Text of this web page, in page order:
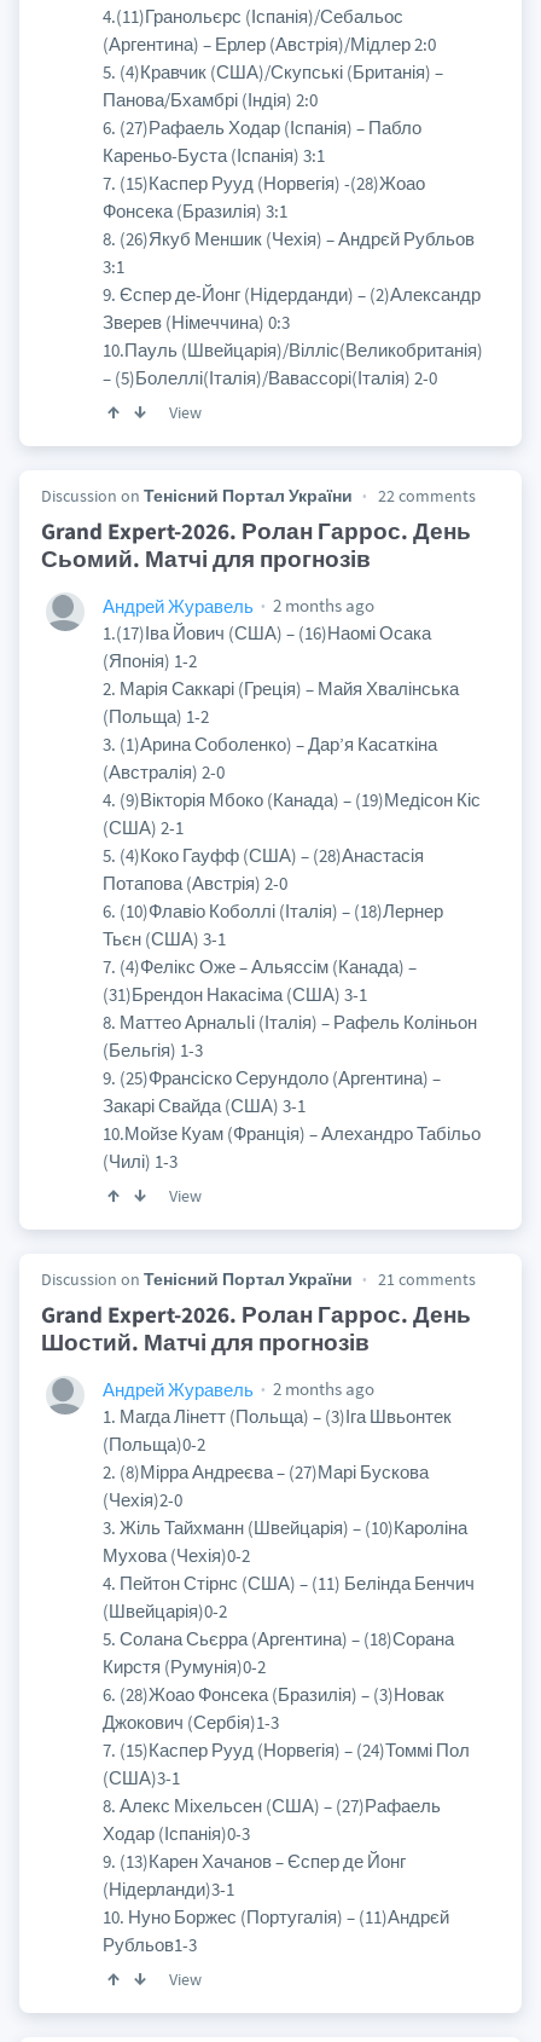
4.(11)Гранольєрс (Іспанія)/Себальос
(Аргентина) – Ерлер (Австрія)/Мідлер 2:0
5. (4)Кравчик (США)/Скупські (Британія) –
Панова/Бхамбрі (Індія) 2:0
6. (27)Рафаель Ходар (Іспанія) – Пабло
Кареньо-Буста (Іспанія) 3:1
7. (15)Каспер Рууд (Норвегія) -(28)Жоао
Фонсека (Бразилія) 3:1
8. (26)Якуб Меншик (Чехія) – Андрєй Рубльов
3:1
9. Єспер де-Йонг (Нідерданди) – (2)Александр
Зверев (Німеччина) 0:3
10.Пауль (Швейцарія)/Вілліс(Великобританія)
– (5)Болеллі(Італія)/Вавассорі(Італія) 2-0
View
Discussion on Тенісний Портал України 22 comments
Grand Expert-2026. Ролан Гаррос. День
Сьомий. Матчі для прогнозів
Андрей Журавель
2 months ago
1.(17)Іва Йович (США) – (16)Наомі Осака
(Японія) 1-2
2. Марія Саккарі (Греція) – Майя Хвалінська
(Польща) 1-2
3. (1)Арина Соболенко) – Дар’я Касаткіна
(Австралія) 2-0
4. (9)Вікторія Мбоко (Канада) – (19)Медісон Кіс
(США) 2-1
5. (4)Коко Гауфф (США) – (28)Анастасія
Потапова (Австрія) 2-0
6. (10)Флавіо Коболлі (Італія) – (18)Лернер
Тьєн (США) 3-1
7. (4)Фелікс Оже – Альяссім (Канада) –
(31)Брендон Накасіма (США) 3-1
8. Маттео Арнальlі (Італія) – Рафель Коліньон
(Бельгія) 1-3
9. (25)Франсіско Серундоло (Аргентина) –
Закарі Свайда (США) 3-1
10.Мойзе Куам (Франція) – Алехандро Табільо
(Чилі) 1-3
View
Discussion on Тенісний Портал України 21 comments
Grand Expert-2026. Ролан Гаррос. День
Шостий. Матчі для прогнозів
Андрей Журавель
2 months ago
1. Магда Лінетт (Польща) – (3)Іга Швьонтек
(Польща)0-2
2. (8)Мірра Андреєва – (27)Марі Бускова
(Чехія)2-0
3. Жіль Тайхманн (Швейцарія) – (10)Кароліна
Мухова (Чехія)0-2
4. Пейтон Стірнс (США) – (11) Белінда Бенчич
(Швейцарія)0-2
5. Солана Сьєрра (Аргентина) – (18)Сорана
Кирстя (Румунія)0-2
6. (28)Жоао Фонсека (Бразилія) – (3)Новак
Джокович (Сербія)1-3
7. (15)Каспер Рууд (Норвегія) – (24)Томмі Пол
(США)3-1
8. Алекс Міхельсен (США) – (27)Рафаель
Ходар (Іспанія)0-3
9. (13)Карен Хачанов – Єспер де Йонг
(Нідерланди)3-1
10. Нуно Боржес (Португалія) – (11)Андрєй
Рубльов1-3
View